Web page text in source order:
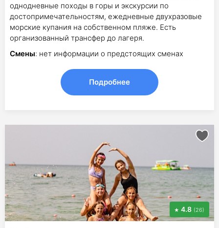
однодневные походы в горы и экскурсии по
достопримечательностям, ежедневные двухразовые
морские купания на собственном пляже. Есть
организованный трансфер до лагеря.
Смены: нет информации о предстоящих сменах
Подробнее
4.8 (26)